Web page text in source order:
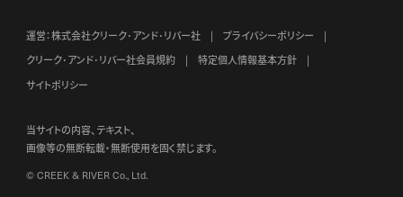
運営：株式会社クリーク･アンド･リバー社
プライバシーポリシー
クリーク･アンド･リバー社会員規約
特定個人情報基本方針
サイトポリシー
当サイトの内容、テキスト、
画像等の無断転載・無断使用を固く禁じます。
© CREEK & RIVER Co., Ltd.